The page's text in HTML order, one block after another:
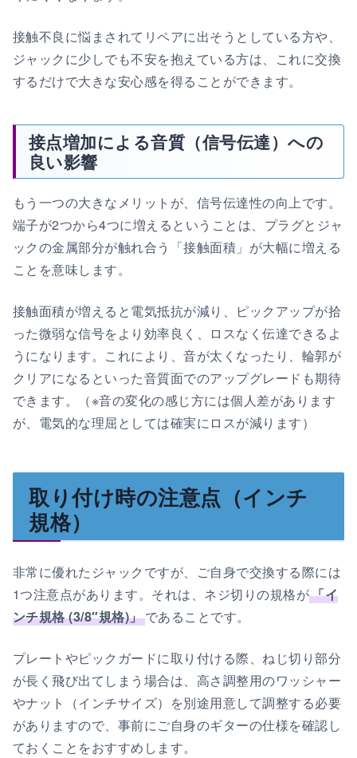
接触不良に悩まされてリペアに出そうとしている方や、
ジャックに少しでも不安を抱えている方は、これに交換
するだけで大きな安心感を得ることができます。
接点増加による音質（信号伝達）への
良い影響
もう一つの大きなメリットが、信号伝達性の向上です。
端子が2つから4つに増えるということは、プラグとジャ
ックの金属部分が触れ合う「接触面積」が大幅に増える
ことを意味します。
接触面積が増えると電気抵抗が減り、ピックアップが拾
った微弱な信号をより効率良く、ロスなく伝達できるよ
うになります。これにより、音が太くなったり、輪郭が
クリアになるといった音質面でのアップグレードも期待
できます。（※音の変化の感じ方には個人差があります
が、電気的な理屈としては確実にロスが減ります）
取り付け時の注意点（インチ
規格）
非常に優れたジャックですが、ご自身で交換する際には
1つ注意点があります。それは、ネジ切りの規格が「イ
ンチ規格 (3/8″規格)」であることです。
プレートやピックガードに取り付ける際、ねじ切り部分
が長く飛び出てしまう場合は、高さ調整用のワッシャー
やナット（インチサイズ）を別途用意して調整する必要
がありますので、事前にご自身のギターの仕様を確認し
ておくことをおすすめします。